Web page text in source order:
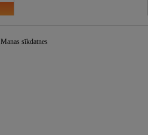
Manas sīkdatnes